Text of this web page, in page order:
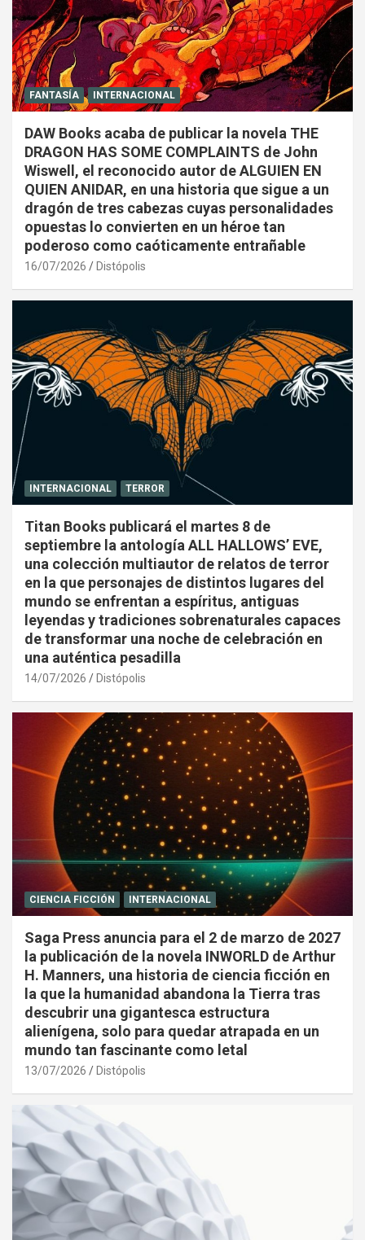
FANTASÍA INTERNACIONAL
DAW Books acaba de publicar la novela THE
DRAGON HAS SOME COMPLAINTS de John
Wiswell, el reconocido autor de ALGUIEN EN
QUIEN ANIDAR, en una historia que sigue a un
dragón de tres cabezas cuyas personalidades
opuestas lo convierten en un héroe tan
poderoso como caóticamente entrañable
16/07/2026 Distópolis
INTERNACIONAL TERROR
Titan Books publicará el martes 8 de
septiembre la antología ALL HALLOWS’ EVE,
una colección multiautor de relatos de terror
en la que personajes de distintos lugares del
mundo se enfrentan a espíritus, antiguas
leyendas y tradiciones sobrenaturales capaces
de transformar una noche de celebración en
una auténtica pesadilla
14/07/2026 Distópolis
CIENCIA FICCIÓN INTERNACIONAL
Saga Press anuncia para el 2 de marzo de 2027
la publicación de la novela INWORLD de Arthur
H. Manners, una historia de ciencia ficción en
la que la humanidad abandona la Tierra tras
descubrir una gigantesca estructura
alienígena, solo para quedar atrapada en un
mundo tan fascinante como letal
13/07/2026 Distópolis